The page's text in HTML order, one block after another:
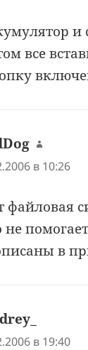
и
все
:
в 10:26
файловая
в
в 19:40